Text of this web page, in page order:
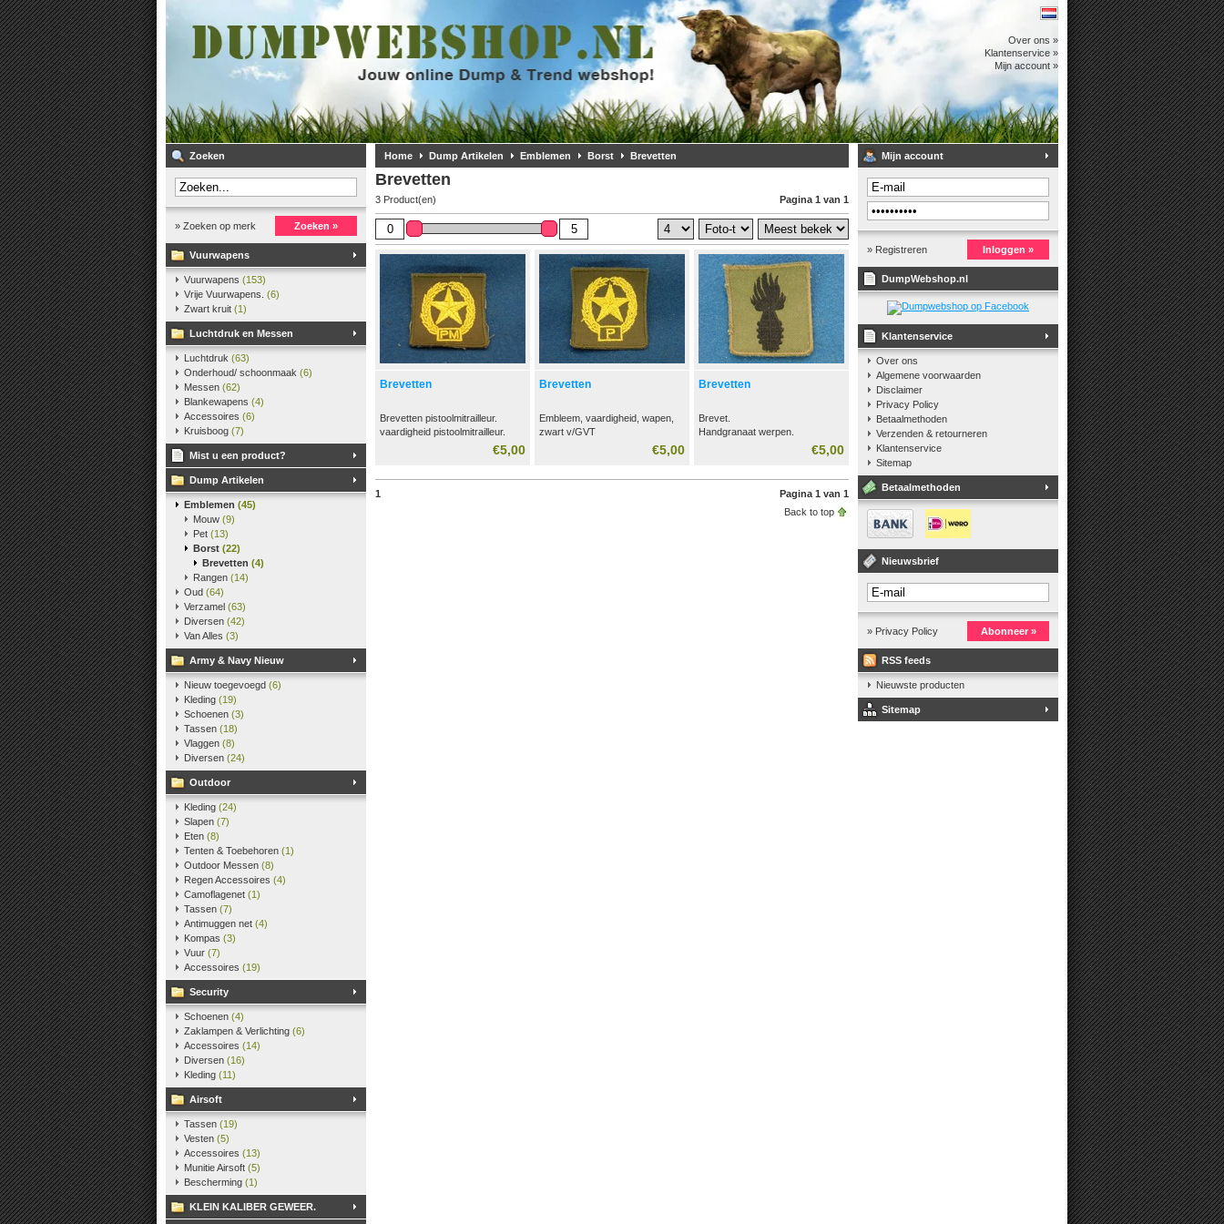
Over ons »
Klantenservice »
Mijn account »
Zoeken
» Zoeken op merk Zoeken »
Vuurwapens
Vuurwapens (153)
Vrije Vuurwapens. (6)
Zwart kruit (1)
Luchtdruk en Messen
Luchtdruk (63)
Onderhoud/ schoonmaak (6)
Messen (62)
Blankewapens (4)
Accessoires (6)
Kruisboog (7)
Mist u een product?
Dump Artikelen
Emblemen (45)
Mouw (9)
Pet (13)
Borst (22)
Brevetten (4)
Rangen (14)
Oud (64)
Verzamel (63)
Diversen (42)
Van Alles (3)
Army & Navy Nieuw
Nieuw toegevoegd (6)
Kleding (19)
Schoenen (3)
Tassen (18)
Vlaggen (8)
Diversen (24)
Outdoor
Kleding (24)
Slapen (7)
Eten (8)
Tenten & Toebehoren (1)
Outdoor Messen (8)
Regen Accessoires (4)
Camoflagenet (1)
Tassen (7)
Antimuggen net (4)
Kompas (3)
Vuur (7)
Accessoires (19)
Security
Schoenen (4)
Zaklampen & Verlichting (6)
Accessoires (14)
Diversen (16)
Kleding (11)
Airsoft
Tassen (19)
Vesten (5)
Accessoires (13)
Munitie Airsoft (5)
Bescherming (1)
KLEIN KALIBER GEWEER.
Home Dump Artikelen Emblemen Borst Brevetten
Brevetten
3 Product(en) Pagina 1 van 1
Brevetten
Brevetten pistoolmitrailleur.
vaardigheid pistoolmitrailleur.
€5,00
Brevetten
Embleem, vaardigheid, wapen,
zwart v/GVT
€5,00
Brevetten
Brevet.
Handgranaat werpen.
€5,00
1
Pagina 1 van 1
Back to top
Mijn account
» Registreren Inloggen »
DumpWebshop.nl
Klantenservice
Over ons
Algemene voorwaarden
Disclaimer
Privacy Policy
Betaalmethoden
Verzenden & retourneren
Klantenservice
Sitemap
Betaalmethoden
Nieuwsbrief
» Privacy Policy Abonneer »
RSS feeds
Nieuwste producten
Sitemap